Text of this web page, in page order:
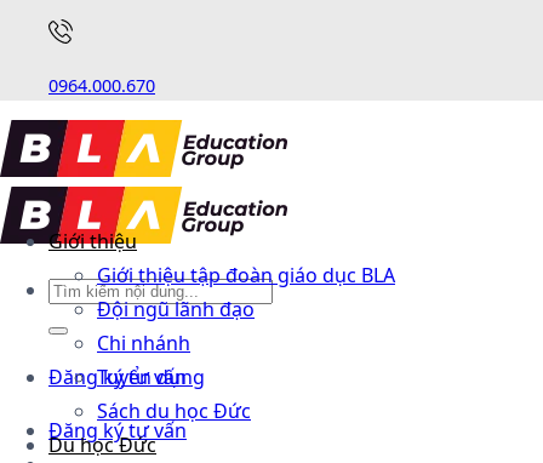
0964.000.670
Đăng ký tư vấn
Đăng ký tư vấn
Giới thiệu
Giới thiệu tập đoàn giáo dục BLA
Đội ngũ lãnh đạo
Chi nhánh
Tuyển dụng
Sách du học Đức
Du học Đức